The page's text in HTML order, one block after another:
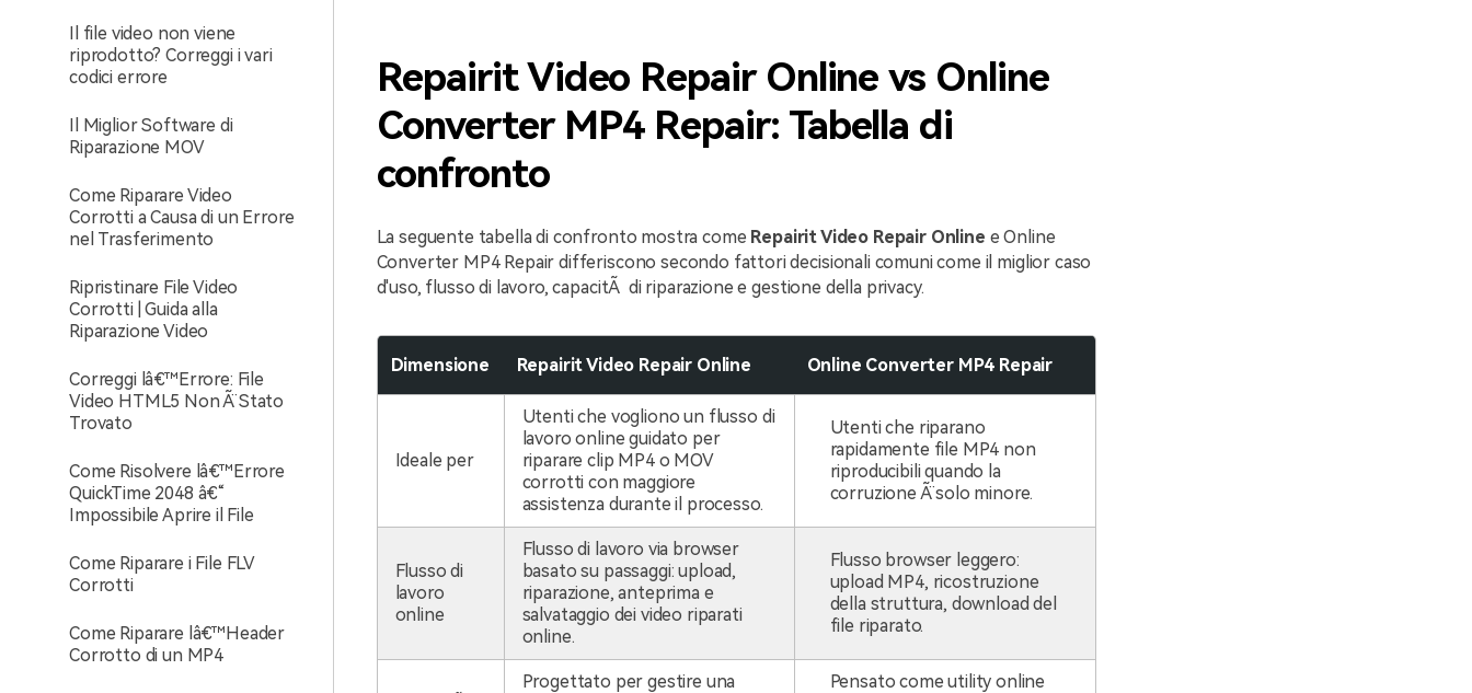
Il file video non viene
riprodotto? Correggi i vari
codici errore
Il Miglior Software di
Riparazione MOV
Come Riparare Video
Corrotti a Causa di un Errore
nel Trasferimento
Ripristinare File Video
Corrotti | Guida alla
Riparazione Video
Correggi lâ€™Errore: File
Video HTML5 Non Ã¨ Stato
Trovato
Come Risolvere lâ€™Errore
QuickTime 2048 â€“
Impossibile Aprire il File
Come Riparare i File FLV
Corrotti
Come Riparare lâ€™Header
Corrotto di un MP4
Repairit Video Repair Online vs Online
Converter MP4 Repair: Tabella di
confronto
La seguente tabella di confronto mostra come Repairit Video Repair Online e Online
Converter MP4 Repair differiscono secondo fattori decisionali comuni come il miglior caso
d'uso, flusso di lavoro, capacitÃ di riparazione e gestione della privacy.
Dimensione Repairit Video Repair Online Online Converter MP4 Repair
Ideale per
Utenti che vogliono un flusso di
lavoro online guidato per
riparare clip MP4 o MOV
corrotti con maggiore
assistenza durante il processo.
Utenti che riparano
rapidamente file MP4 non
riproducibili quando la
corruzione Ã¨ solo minore.
Flusso di
lavoro
online
Flusso di lavoro via browser
basato su passaggi: upload,
riparazione, anteprima e
salvataggio dei video riparati
online.
Flusso browser leggero:
upload MP4, ricostruzione
della struttura, download del
file riparato.
Progettato per gestire una
Pensato come utility online